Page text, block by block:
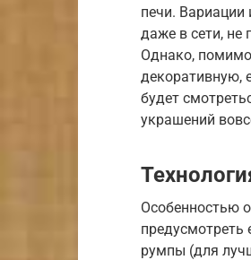
печи. Вариации
даже в сети, не
Однако,
декоративную,
будет
украшений
Особенностью
предусмотреть
румпы (для